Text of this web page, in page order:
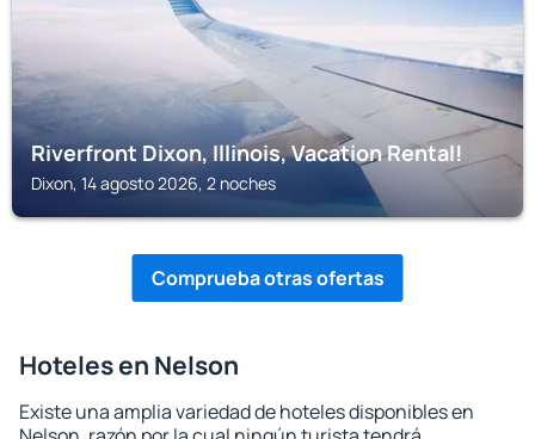
Riverfront Dixon, Illinois, Vacation Rental!
Dixon, 14 agosto 2026, 2 noches
Comprueba otras ofertas
Hoteles en Nelson
Existe una amplia variedad de hoteles disponibles en